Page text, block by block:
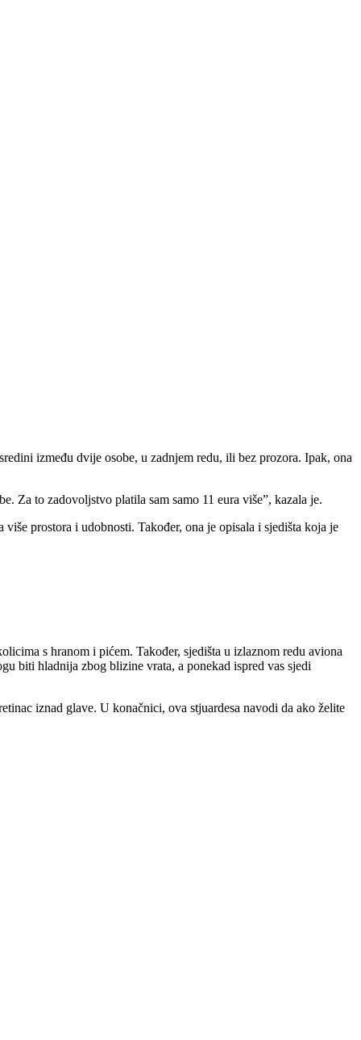
između dvije osobe, u zadnjem redu, ili bez prozora. Ipak, ona
Za to zadovoljstvo platila sam samo 11 eura više”, kazala je.
prostora i udobnosti. Također, ona je opisala i sjedišta koja je
s hranom i pićem. Također, sjedišta u izlaznom redu aviona
biti hladnija zbog blizine vrata, a ponekad ispred vas sjedi
iznad glave. U konačnici, ova stjuardesa navodi da ako želite